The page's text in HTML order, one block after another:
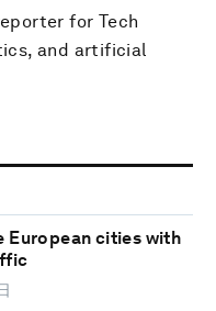
for Tech
and artificial
European cities with